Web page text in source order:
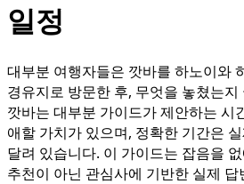
일정
대부분 여행자들은 깟바를 하노이와
경유지로 방문한 후, 무엇을 놓쳤는
깟바는 대부분 가이드가 제안하는 시
애할 가치가 있으며, 정확한 기간은
달려 있습니다. 이 가이드는 잡음을
추천이 아닌 관심사에 기반한 실제